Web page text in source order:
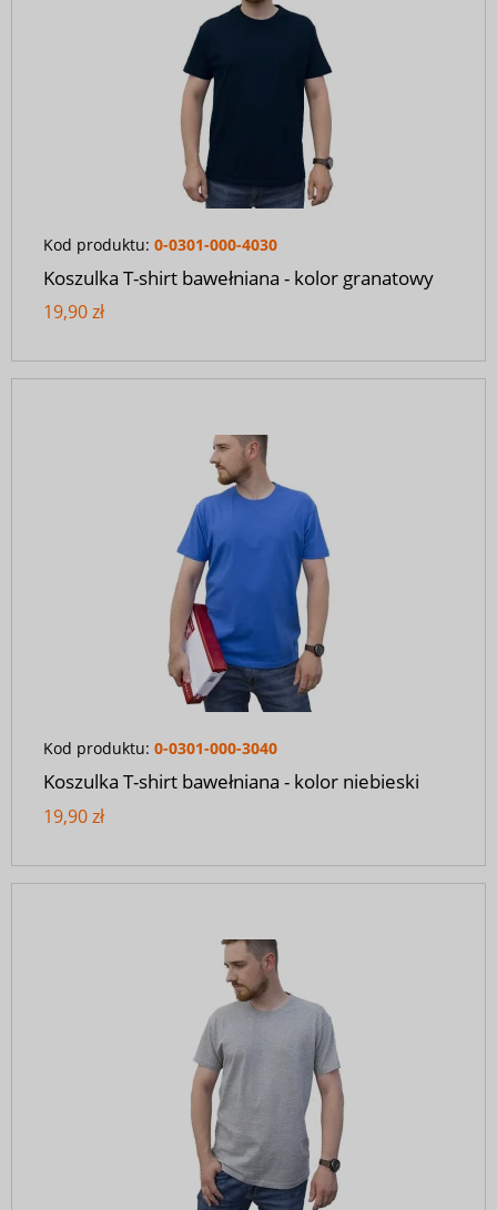
Kod produktu: 0-0301-000-4030
Koszulka T-shirt bawełniana - kolor granatowy
19,90 zł
Kod produktu: 0-0301-000-3040
Koszulka T-shirt bawełniana - kolor niebieski
19,90 zł